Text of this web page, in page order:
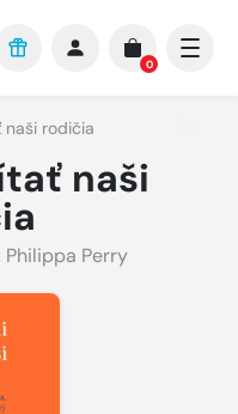
0
naši rodičia
naši
Philippa Perry